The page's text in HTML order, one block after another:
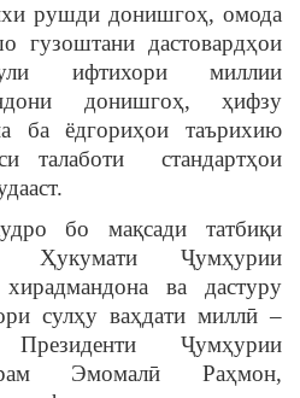
рушди донишгоҳ, омода
гузоштани дастовардҳои
ифтихори миллии
донишгоҳ, ҳифзу
ба ёдгориҳои таърихию
талаботи стандартҳои
бо мақсади татбиқи
Ҳукумати Ҷумҳурии
ва дастуру
сулҳу ваҳдати миллӣ –
Ҷумҳурии
Эмомалӣ Раҳмон,